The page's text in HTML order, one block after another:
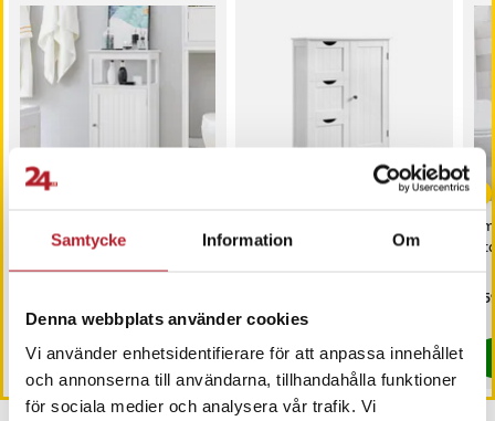
Samtycke Information Om
Denna webbplats använder cookies
Vi använder enhetsidentifierare för att anpassa innehållet
och annonserna till användarna, tillhandahålla funktioner
för sociala medier och analysera vår trafik. Vi
Badrumsbyrå - Vit /
golvstående
badrumsskåp med dörr och
förvaringsskåp
I lager, levereras inom 1-2 vardagar
Köp
-11%
Badrumsskåp med 3
lådor - Vit
999 krTidigare pris
I lager, levereras inom 1-2 vardagar
Köp